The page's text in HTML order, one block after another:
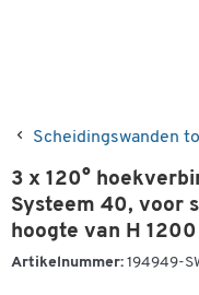
Scheidingswanden
3 x 120°
Systeem 40, voor
hoogte van H
Artikelnummer: 194949-